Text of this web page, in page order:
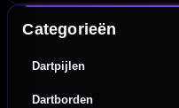
Categorieën
Dartpijlen
Dartborden